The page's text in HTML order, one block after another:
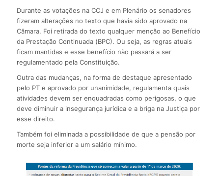
Durante as votações na CCJ e em Plenário os senadores
fizeram alterações no texto que havia sido aprovado na
Câmara. Foi retirada do texto qualquer menção ao Benefício
da Prestação Continuada (BPC). Ou seja, as regras atuais
ficam mantidas e esse benefício não passará a ser
regulamentado pela Constituição.
Outra das mudanças, na forma de destaque apresentado
pelo PT e aprovado por unanimidade, regulamenta quais
atividades devem ser enquadradas como perigosas, o que
deve diminuir a insegurança jurídica e a briga na Justiça por
esse direito.
Também foi eliminada a possibilidade de que a pensão por
morte seja inferior a um salário mínimo.